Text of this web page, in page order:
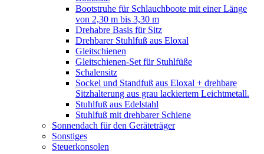
Bootstruhe für Schlauchboote mit einer Länge
von 2,30 m bis 3,30 m
Drehabre Basis für Sitz
Drehbarer Stuhlfuß aus Eloxal
Gleitschienen
Gleitschienen-Set für Stuhlfüße
Schalensitz
Sockel und Standfuß aus Eloxal + drehbare
Sitzhalterung aus grau lackiertem Leichtmetall.
Stuhlfuß aus Edelstahl
Stuhlfuß mit drehbarer Schiene
Sonnendach für den Geräteträger
Sonstiges
Steuerkonsolen